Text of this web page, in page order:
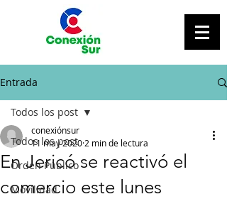
Entrada
Todos los post
Orden Público
Movilidad
Todos los post
En Jericó se reactivó el
comercio este lunes
conexiónsur
11 may 2020 2 min de lectura